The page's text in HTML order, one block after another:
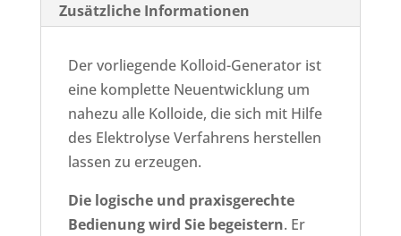
Zusätzliche Informationen
Der vorliegende Kolloid-Generator ist
eine komplette Neuentwicklung um
nahezu alle Kolloide, die sich mit Hilfe
des Elektrolyse Verfahrens herstellen
lassen zu erzeugen.
Die logische und praxisgerechte
Bedienung wird Sie begeistern. Er